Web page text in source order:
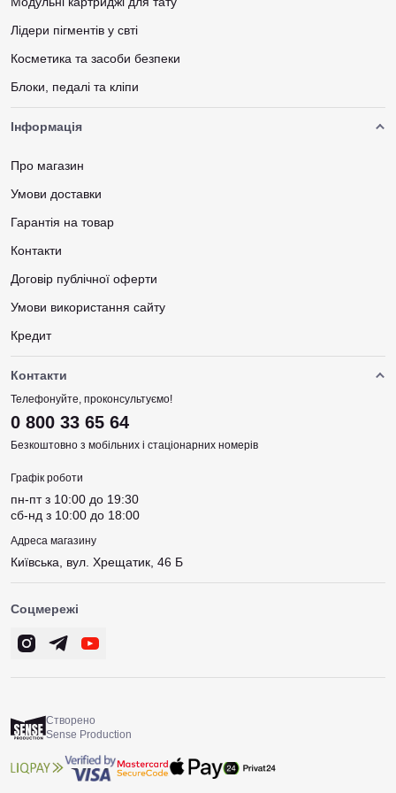
Лідери пігментів у свті
Косметика та засоби безпеки
Блоки, педалі та кліпи
Інформація
Про магазин
Умови доставки
Гарантія на товар
Контакти
Договір публічної оферти
Умови використання сайту
Кредит
Контакти
Телефонуйте, проконсультуємо!
0 800 33 65 64
Безкоштовно з мобільних і стаціонарних номерів
Графік роботи
пн-пт з 10:00 до 19:30
сб-нд з 10:00 до 18:00
Адреса магазину
Київська, вул. Хрещатик, 46 Б
Соцмережі
Створено
Sense Production